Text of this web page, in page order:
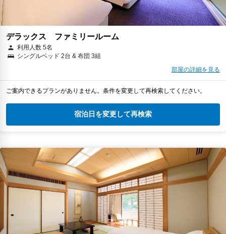
デラックス ファミリールーム
利用人数 5名
シングルベッド 2台 & 布団 3組
部屋の詳細を見る
ご案内できるプランがありません。条件を変更して再検索してください。
宿泊日を変更して再検索